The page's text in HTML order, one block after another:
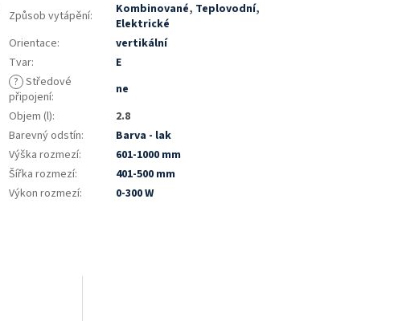
Způsob vytápění: Kombinované, Teplovodní,
Elektrické
Orientace:
vertikální
Tvar:
E
? Středové
připojení:
ne
Objem (l):
2.8
Barevný odstín:
Barva - lak
Výška rozmezí:
601-1000 mm
Šířka rozmezí:
401-500 mm
Výkon rozmezí: 0-300 W